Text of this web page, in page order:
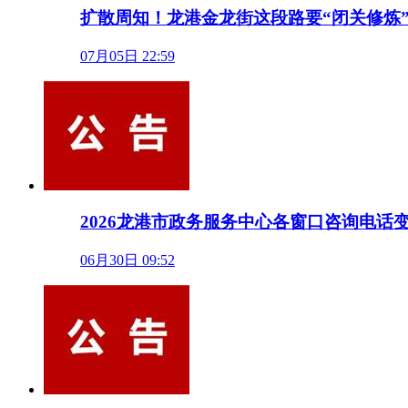
扩散周知！龙港金龙街这段路要“闭关修炼
07月05日 22:59
2026龙港市政务服务中心各窗口咨询电话
06月30日 09:52